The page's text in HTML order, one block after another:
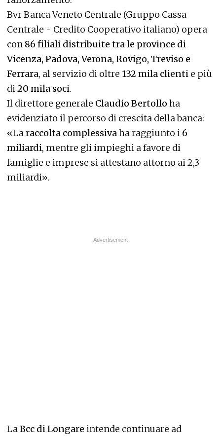
Bvr Banca Veneto Centrale (Gruppo Cassa
Centrale - Credito Cooperativo italiano) opera
con 86 filiali distribuite tra le province di
Vicenza, Padova, Verona, Rovigo, Treviso e
Ferrara, al servizio di oltre 132 mila clienti e più
di20 mila soci.
Il direttore generale Claudio Bertollo ha
evidenziato il percorso di crescita della banca:
«Laraccolta complessivaha raggiunto i 6
miliardi, mentre gli impieghi a favore di
famiglie e imprese si attestano attorno ai 2,3
miliardi».
LaBcc di Longare intende continuare ad